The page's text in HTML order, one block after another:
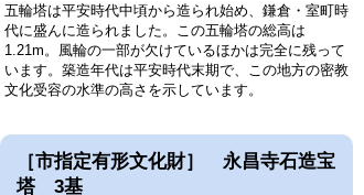
五輪塔は平安時代中頃から造られ始め、鎌倉・室町時
代に盛んに造られました。この五輪塔の総高は
1.21m。風輪の一部が欠けているほかは完全に残って
います。築造年代は平安時代末期で、この地方の密教
文化受容の水準の高さを示しています。
［市指定有形文化財］ 永昌寺石造宝
塔 3基